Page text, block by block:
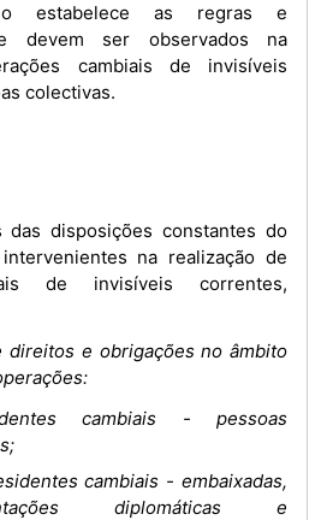
estabelece as regras e
devem ser observados na
cambiais de invisíveis
colectivas.
na realização de
de invisíveis correntes,
direitos e obrigações no âmbito
cambiais - pessoas
cambiais - embaixadas,
diplomáticas e